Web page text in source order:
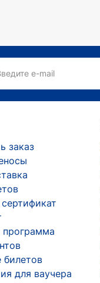
e-mail
заказ
программа
билетов
для ваучера